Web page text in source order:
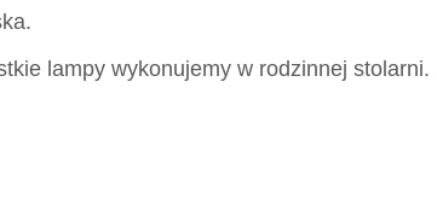
lampy wykonujemy w rodzinnej